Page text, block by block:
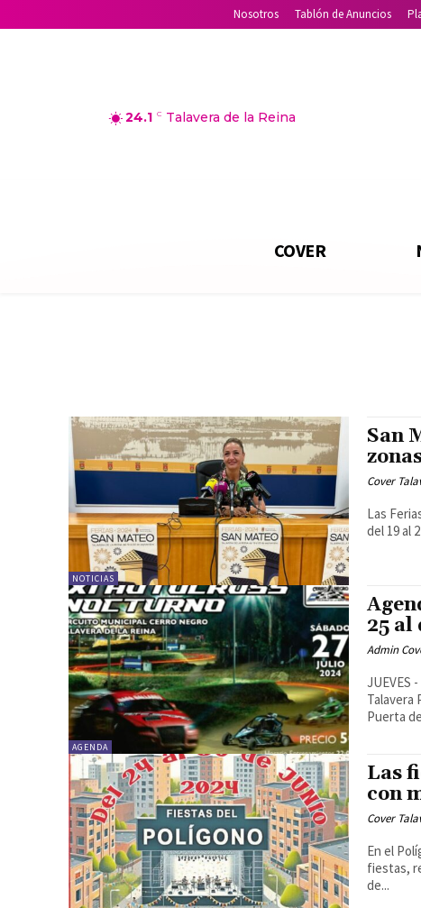
Nosotros Tablón de Anuncios
24.1 C Talavera de la Reina
COVER
NOTICIAS
San
Cover
Las
del 19 al
AGENDA
25 al
Admin
JUEVES - 25 DE JULIO
Talavera Para comenzar con las tradicionales fiestas del barrio de
Puerta
Las
con
Cover
En el
fiestas,
de...